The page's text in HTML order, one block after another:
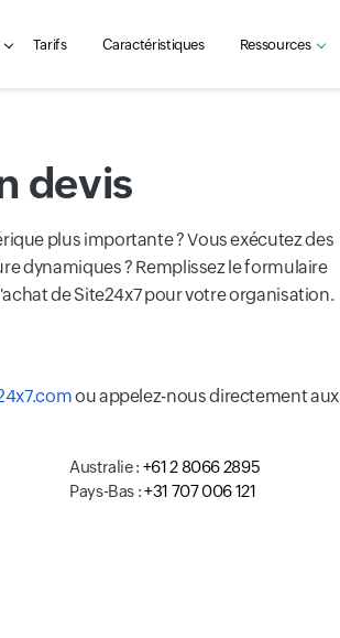
Tarifs Caractéristiques Ressources
devis
plus importante ? Vous exécutez des
dynamiques ? Remplissez le formulaire
de Site24x7 pour votre organisation.
ou appelez-nous directement aux
Australie : +61 2 8066 2895
Pays-Bas :+31 707 006 121